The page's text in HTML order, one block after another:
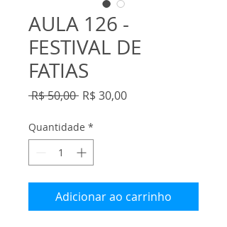
AULA 126 -
FESTIVAL DE
FATIAS
R$ 50,00 Preço
R$ 30,00Preço
Quantidade *
Adicionar ao carrinho